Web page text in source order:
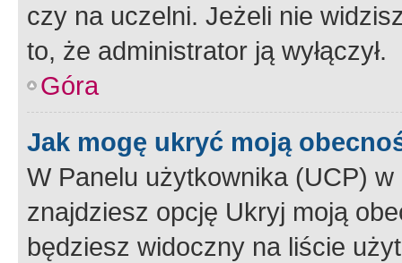
czy na uczelni. Jeżeli nie
to, że administrator ją wyłączył.
Góra
Jak mogę ukryć moją
W Panelu użytkownika (UCP) w
znajdziesz opcję Ukryj moją
będziesz widoczny na liście